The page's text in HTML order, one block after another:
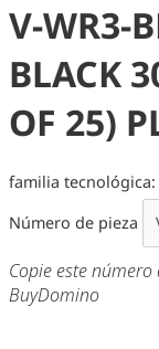
V-WR3-
BLACK
OF 25)
familia tecnológica:
Número de pieza
Copie este
BuyDomino